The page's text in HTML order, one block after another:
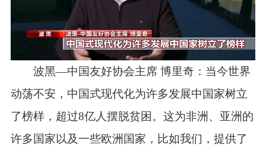
波黑—中国友好协会主席 博里奇：当今世界
动荡不安，中国式现代化为许多发展中国家树立
了榜样，超过8亿人摆脱贫困。这为非洲、亚洲的
许多国家以及一些欧洲国家，比如我们，提供了